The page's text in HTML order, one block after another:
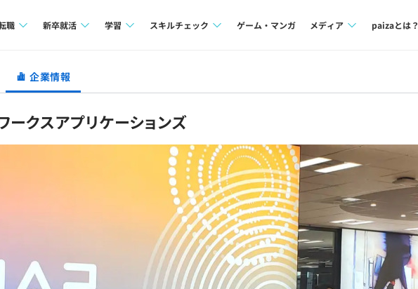
職
索
功ガイド
新卒就活
本選考
インターン
学習
4択課題
個人向けプラン
法人向けプラン
スキルチェック
評価結果一覧
再チャレンジ結果一覧
ゲーム・マンガ メディア paizaとは？
企業情報
ークスアプリケーションズ